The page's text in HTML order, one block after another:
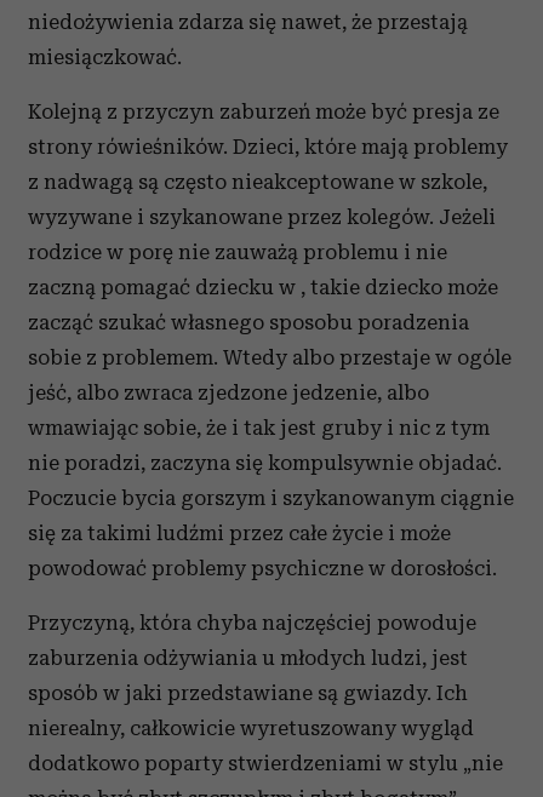
niedożywienia zdarza się nawet, że przestają
miesiączkować.
Kolejną z przyczyn zaburzeń może być presja ze
strony rówieśników. Dzieci, które mają problemy
z nadwagą są często nieakceptowane w szkole,
wyzywane i szykanowane przez kolegów. Jeżeli
rodzice w porę nie zauważą problemu i nie
zaczną pomagać dziecku w , takie dziecko może
zacząć szukać własnego sposobu poradzenia
sobie z problemem. Wtedy albo przestaje w ogóle
jeść, albo zwraca zjedzone jedzenie, albo
wmawiając sobie, że i tak jest gruby i nic z tym
nie poradzi, zaczyna się kompulsywnie objadać.
Poczucie bycia gorszym i szykanowanym ciągnie
się za takimi ludźmi przez całe życie i może
powodować problemy psychiczne w dorosłości.
Przyczyną, która chyba najczęściej powoduje
zaburzenia odżywiania u młodych ludzi, jest
sposób w jaki przedstawiane są gwiazdy. Ich
nierealny, całkowicie wyretuszowany wygląd
dodatkowo poparty stwierdzeniami w stylu „nie